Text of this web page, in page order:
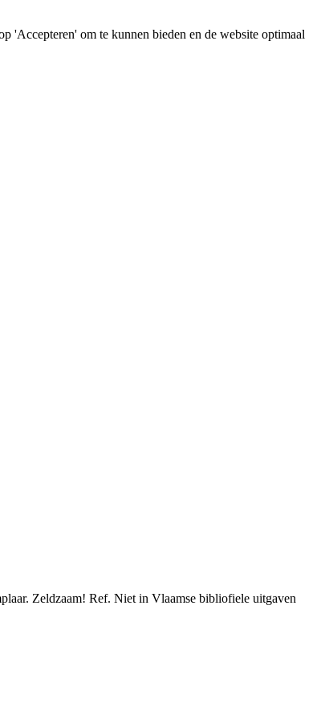
'Accepteren' om te kunnen bieden en de website optimaal
Zeldzaam! Ref. Niet in Vlaamse bibliofiele uitgaven